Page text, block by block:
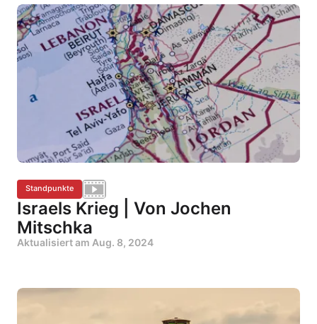
Standpunkte
Israels Krieg | Von Jochen
Mitschka
Aktualisiert am Aug. 8, 2024